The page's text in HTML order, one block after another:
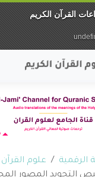
الرقمية
علوم القرآن
القرآن الكريم